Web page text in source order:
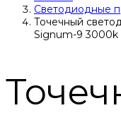
Светодиодные
Точечный
Signum-9 3000k